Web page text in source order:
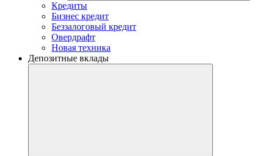
Кредиты
Бизнес кредит
Беззалоговый кредит
Овердрафт
Новая техника
Депозитные вклады